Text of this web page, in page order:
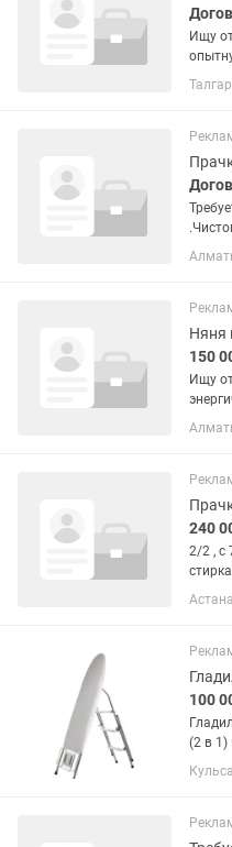
Ищу
для...
Няня
150
Ищу
мальчиков 1
за
240
2/2 , с
100
(2 в 1) ✨ Абсолютно новая, в